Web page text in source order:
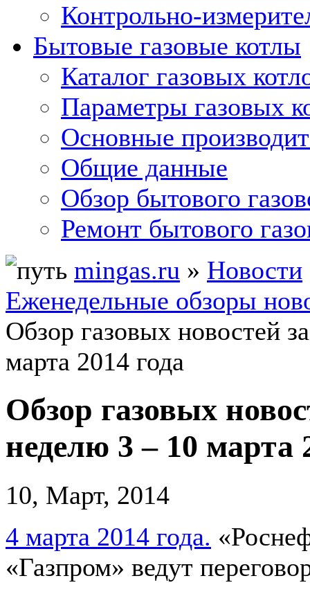
Контрольно-
Бытовые газовые котлы
Каталог газовых
Параметры газовых
Основные
Общие данные
Обзор бытового
Ремонт бытового
mingas.ru » Новости
Еженедельные обзоры
Обзор газовых новостей
марта 2014 года
Обзор газовых
неделю 3 – 10 марта
10, Март, 2014
4 марта 2014 года.
«Газпром» ведут